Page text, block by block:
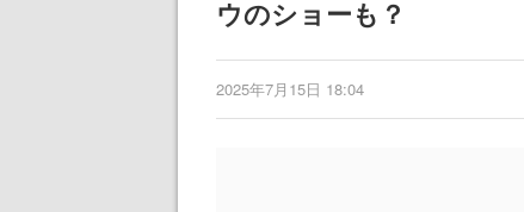
ウのショーも？
2025年7月15日 18:04